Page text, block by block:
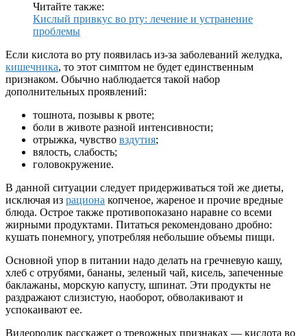
Читайте также:
Кислый привкус во рту: лечение и устранение
проблемы
Если кислота во рту появилась из-за заболеваний желудка,
кишечника, то этот симптом не будет единственным
признаком. Обычно наблюдается такой набор
дополнительных проявлений:
тошнота, позывы к рвоте;
боли в животе разной интенсивности;
отрыжка, чувство вздутия;
вялость, слабость;
головокружение.
В данной ситуации следует придерживаться той же диеты,
исключая из рациона копченое, жареное и прочие вредные
блюда. Острое также противопоказано наравне со всеми
жирными продуктами. Питаться рекомендовано дробно:
кушать понемногу, употребляя небольшие объемы пищи.
Основной упор в питании надо делать на гречневую кашу,
хлеб с отрубями, бананы, зеленый чай, кисель, запеченные
баклажаны, морскую капусту, шпинат. Эти продукты не
раздражают слизистую, наоборот, обволакивают и
успокаивают ее.
Видеоролик расскажет о тревожных признаках — кислота во